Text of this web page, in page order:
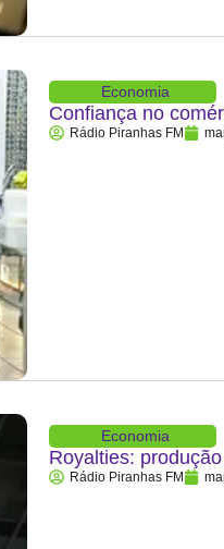
Economia
Confiança no
Rádio Piranhas FM
Economia
Royalties:
Rádio Piranhas FM